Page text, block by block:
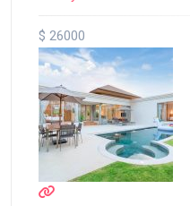
$ 26000